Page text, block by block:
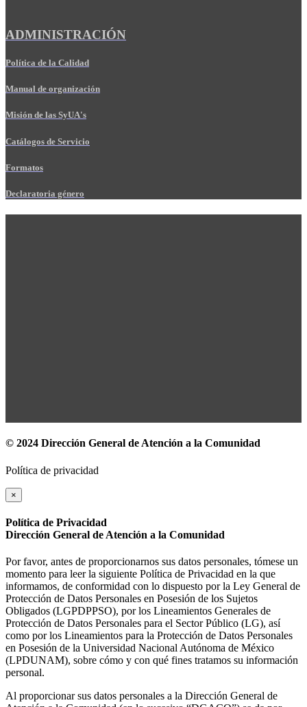
ADMINISTRACIÓN
Política de la Calidad
Manual de organización
Misión de las SyUA's
Catálogos de Servicio
Formatos
Declaratoria género
© 2024 Dirección General de Atención a la Comunidad
Política de privacidad
×
Política de Privacidad
Dirección General de Atención a la Comunidad
Por favor, antes de proporcionarnos sus datos personales, tómese un
momento para leer la siguiente Política de Privacidad en la que
informamos, de conformidad con lo dispuesto por la Ley General de
Protección de Datos Personales en Posesión de los Sujetos
Obligados (LGPDPPSO), por los Lineamientos Generales de
Protección de Datos Personales para el Sector Público (LG), así
como por los Lineamientos para la Protección de Datos Personales
en Posesión de la Universidad Nacional Autónoma de México
(LPDUNAM), sobre cómo y con qué fines tratamos su información
personal.
Al proporcionar sus datos personales a la Dirección General de